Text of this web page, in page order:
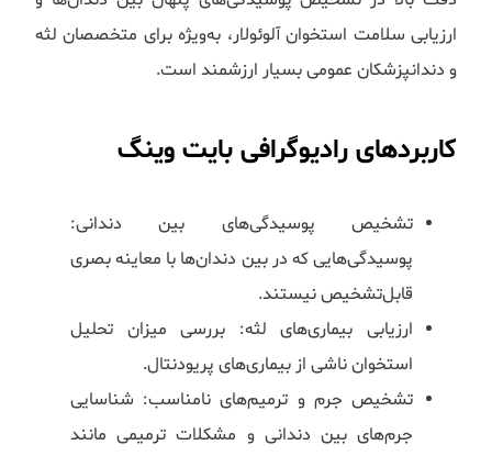
ارزیابی سلامت استخوان آلوئولار، به‌ویژه برای متخصصان لثه
و دندانپزشکان عمومی بسیار ارزشمند است.
کاربردهای رادیوگرافی بایت وینگ
تشخیص پوسیدگی‌های بین دندانی:
پوسیدگی‌هایی که در بین دندان‌ها با معاینه بصری
قابل‌تشخیص نیستند.
ارزیابی بیماری‌های لثه: بررسی میزان تحلیل
استخوان ناشی از بیماری‌های پریودنتال.
تشخیص جرم و ترمیم‌های نامناسب: شناسایی
جرم‌های بین دندانی و مشکلات ترمیمی مانند